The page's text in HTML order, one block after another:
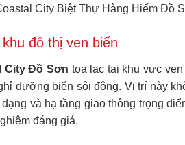
đô thị ven biển
City Đồ Sơn tọa lạc tại khu vực
dưỡng biển sôi động. Vị trí này
và hạ tầng giao thông trọng
đáng giá.